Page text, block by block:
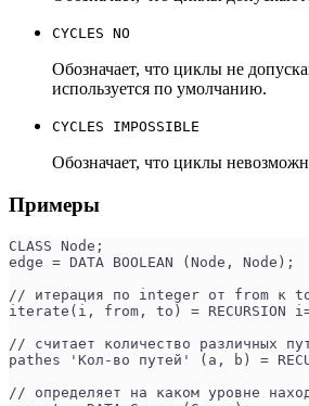
CYCLES NO
Обозначает, что циклы не
используется по умолчанию.
CYCLES IMPOSSIBLE
Обозначает, что циклы
Примеры
CLASS Node;
edge = DATA BOOLEAN (Node, Node);
// итерация по integer от from к to
iterate(i, from, to) = RECURSION
// считает количество различных
pathes 'Кол-во путей' (a, b) =
// определяет на каком уровне